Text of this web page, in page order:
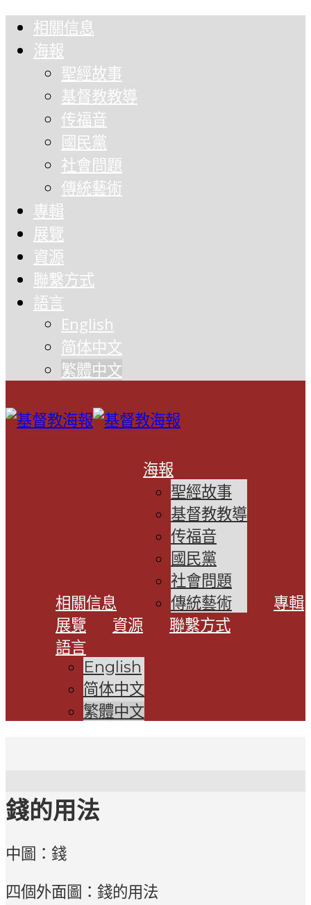
相關信息
海報
聖經故事
基督教教導
传福音
國民黨
社會問題
傳統藝術
專輯
展覽
資源
聯繫方式
語言
English
简体中文
繁體中文
相關信息
海報
聖經故事
基督教教導
传福音
國民黨
社會問題
傳統藝術
專輯
展覽
資源
聯繫方式
語言
English
简体中文
繁體中文
錢的用法
中圖：錢
四個外面圖：錢的用法